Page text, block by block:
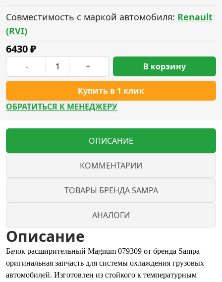
Совместимость с маркой автомобиля: Renault
(RVI)
6430₽
- +
Купить в 1 клик
В корзину
ОБРАТИТЬСЯ К МЕНЕДЖЕРУ
ОПИСАНИЕ
КОММЕНТАРИИ
ТОВАРЫ БРЕНДА SAMPA
АНАЛОГИ
Описание
Бачок расширительный Magnum 079309 от бренда Sampa —
оригинальная запчасть для системы охлаждения грузовых
автомобилей. Изготовлен из стойкого к температурным